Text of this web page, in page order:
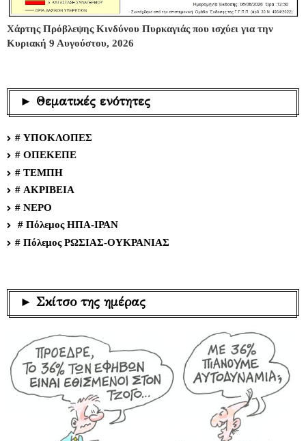
Χάρτης Πρόβλεψης Κινδύνου Πυρκαγιάς που ισχύει για την
Κυριακή 9 Αυγούστου, 2026
► Θεματικές ενότητες
# ΥΠΟΚΛΟΠΕΣ
# ΟΠΕΚΕΠΕ
# ΤΕΜΠΗ
# ΑΚΡΙΒΕΙΑ
# ΝΕΡΟ
# Πόλεμος ΗΠΑ-ΙΡΑΝ
# Πόλεμος ΡΩΣΙΑΣ-ΟΥΚΡΑΝΙΑΣ
► Σκίτσο της ημέρας